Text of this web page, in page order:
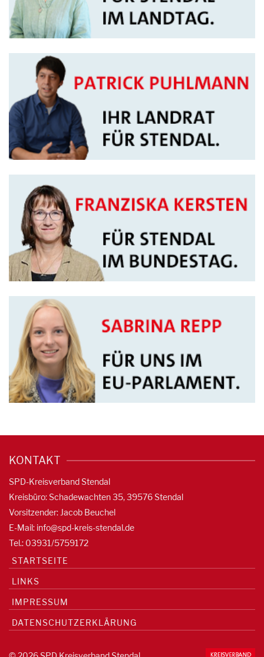
KONTAKT
SPD-Kreisverband Stendal
Kreisbüro: Schadewachten 35, 39576 Stendal
Vorsitzender: Jacob Beuchel
E-Mail: info@spd-kreis-stendal.de
Tel.: 03931/5759172
STARTSEITE
LINKS
IMPRESSUM
DATENSCHUTZERKLÄRUNG